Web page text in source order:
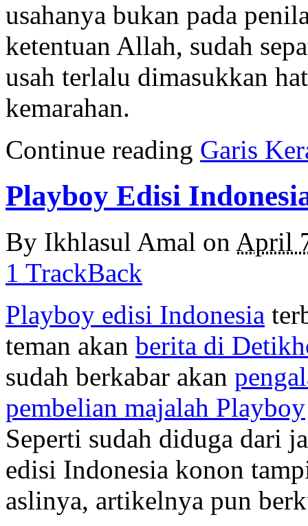
usahanya bukan pada
ketentuan Allah, sudah
usah terlalu dimasukkan
kemarahan.
Continue reading Garis
Playboy Edisi
By Ikhlasul Amal on April
1 TrackBack
Playboy edisi Indonesia
teman akan berita di
sudah berkabar akan
pembelian majalah Playboy
Seperti sudah diduga dari
edisi Indonesia konon
aslinya, artikelnya pun